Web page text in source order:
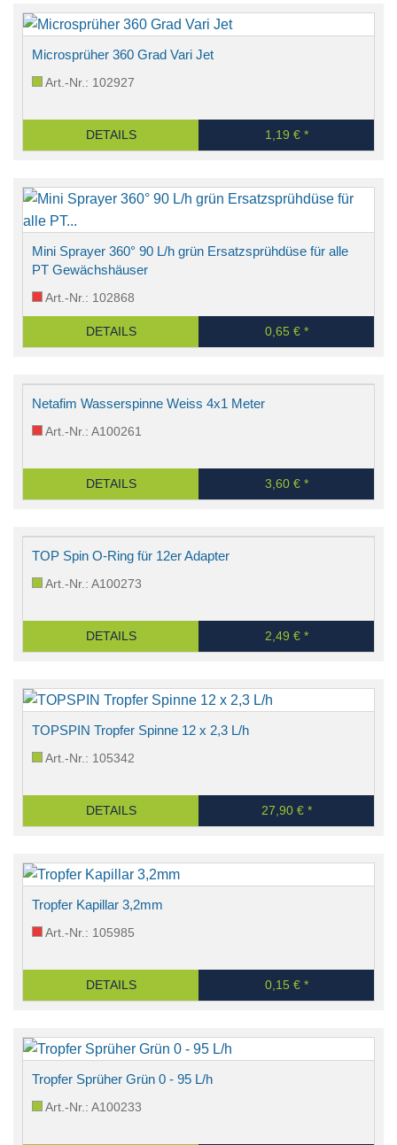
Microsprüher 360 Grad Vari Jet
Art.-Nr.: 102927
DETAILS 1,19 € *
Mini Sprayer 360° 90 L/h grün Ersatzsprühdüse für alle
PT Gewächshäuser
Art.-Nr.: 102868
DETAILS 0,65 € *
Netafim Wasserspinne Weiss 4x1 Meter
Art.-Nr.: A100261
DETAILS 3,60 € *
TOP Spin O-Ring für 12er Adapter
Art.-Nr.: A100273
DETAILS 2,49 € *
TOPSPIN Tropfer Spinne 12 x 2,3 L/h
Art.-Nr.: 105342
DETAILS 27,90 € *
Tropfer Kapillar 3,2mm
Art.-Nr.: 105985
DETAILS 0,15 € *
Tropfer Sprüher Grün 0 - 95 L/h
Art.-Nr.: A100233